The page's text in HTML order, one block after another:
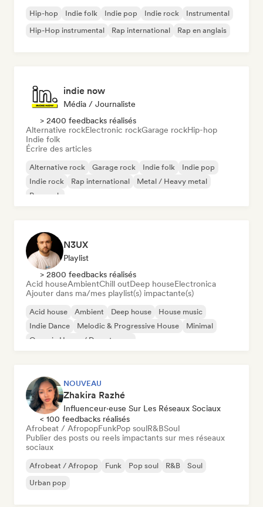
Hip-hop Indie folk Indie pop Indie rock
Instrumental
Hip-Hop instrumental
Rap international Rap en anglais
indie now
Média / Journaliste
> 2400 feedbacks réalisés
Alternative rockElectronic rockGarage rockHip-hop
Indie folk
Écrire des articles
Alternative rock Garage rock Indie folk
Indie pop
Indie rock
Rap international
Metal / Heavy metal
Pop rock
N3UX
Playlist
> 2800 feedbacks réalisés
Acid houseAmbientChill outDeep houseElectronica
Ajouter dans ma/mes playlist(s) impactante(s)
Acid house Ambient Deep house
House music
Indie Dance
Melodic & Progressive House
Minimal
Organic House / Downtempo
NOUVEAU
Zhakira Razhé
Influenceur·euse Sur Les Réseaux Sociaux
< 100 feedbacks réalisés
Afrobeat / AfropopFunkPop soulR&BSoul
Publier des posts ou reels impactants sur mes réseaux
sociaux
Afrobeat / Afropop Funk Pop soul R&B
Soul
Urban pop